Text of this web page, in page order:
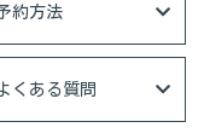
約方法
くある質問